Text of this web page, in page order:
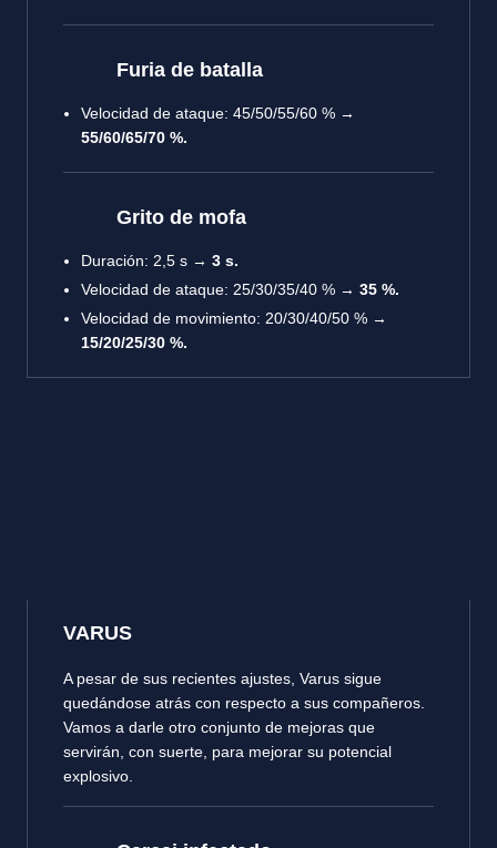
Furia de batalla
Velocidad de ataque: 45/50/55/60 % →
55/60/65/70 %.
Grito de mofa
Duración: 2,5 s → 3 s.
Velocidad de ataque: 25/30/35/40 % → 35 %.
Velocidad de movimiento: 20/30/40/50 % →
15/20/25/30 %.
VARUS
A pesar de sus recientes ajustes, Varus sigue
quedándose atrás con respecto a sus compañeros.
Vamos a darle otro conjunto de mejoras que
servirán, con suerte, para mejorar su potencial
explosivo.